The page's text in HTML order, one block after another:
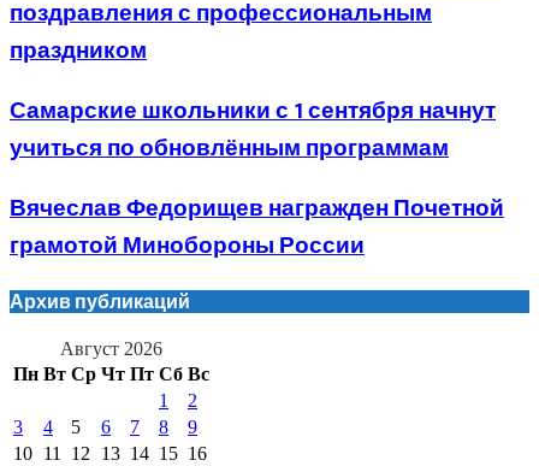
поздравления с профессиональным
праздником
Самарские школьники с 1 сентября начнут
учиться по обновлённым программам
Вячеслав Федорищев награжден Почетной
грамотой Минобороны России
Архив публикаций
Август 2026
Пн Вт Ср Чт Пт Сб Вс
1
2
3
4 5 6 7 8
9
10 11 12 13 14 15 16